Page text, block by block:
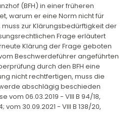
(BFH) in einer früheren
warum er eine Norm nicht für
zur Klärungsbedürftigkeit der
Frage erläutert
Klärung der Frage geboten
Beschwerdeführer angeführten
durch den BFH eine
nicht rechtfertigen, muss die
abschlägig beschieden
vom 06.03.2019 - VIII B 94/18,
vom 30.09.2021 - VIII B 138/20,